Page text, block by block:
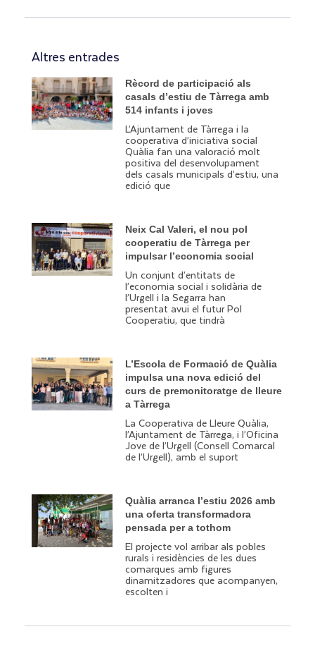
Altres entrades
Rècord de participació als
casals d’estiu de Tàrrega amb
514 infants i joves
L’Ajuntament de Tàrrega i la
cooperativa d’iniciativa social
Quàlia fan una valoració molt
positiva del desenvolupament
dels casals municipals d’estiu, una
edició que
Neix Cal Valeri, el nou pol
cooperatiu de Tàrrega per
impulsar l’economia social
Un conjunt d’entitats de
l’economia social i solidària de
l’Urgell i la Segarra han
presentat avui el futur Pol
Cooperatiu, que tindrà
L’Escola de Formació de Quàlia
impulsa una nova edició del
curs de premonitoratge de lleure
a Tàrrega
La Cooperativa de Lleure Quàlia,
l’Ajuntament de Tàrrega, i l’Oficina
Jove de l’Urgell (Consell Comarcal
de l’Urgell), amb el suport
Quàlia arranca l’estiu 2026 amb
una oferta transformadora
pensada per a tothom
El projecte vol arribar als pobles
rurals i residències de les dues
comarques amb figures
dinamitzadores que acompanyen,
escolten i